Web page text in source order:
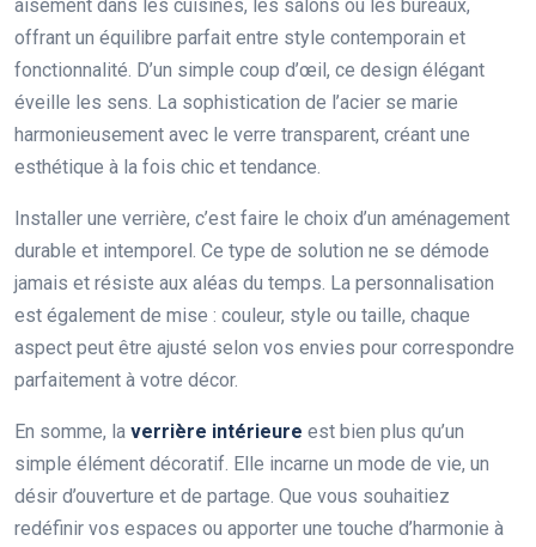
aisément dans les cuisines, les salons ou les bureaux,
offrant un équilibre parfait entre style contemporain et
fonctionnalité. D’un simple coup d’œil, ce design élégant
éveille les sens. La sophistication de l’acier se marie
harmonieusement avec le verre transparent, créant une
esthétique à la fois chic et tendance.
Installer une verrière, c’est faire le choix d’un aménagement
durable et intemporel. Ce type de solution ne se démode
jamais et résiste aux aléas du temps. La personnalisation
est également de mise : couleur, style ou taille, chaque
aspect peut être ajusté selon vos envies pour correspondre
parfaitement à votre décor.
En somme, la verrière intérieure est bien plus qu’un
simple élément décoratif. Elle incarne un mode de vie, un
désir d’ouverture et de partage. Que vous souhaitiez
redéfinir vos espaces ou apporter une touche d’harmonie à